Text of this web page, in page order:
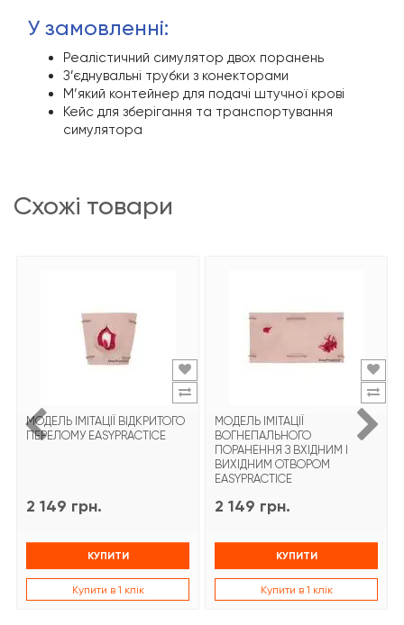
у замовленні:
Реалістичний симулятор двох поранень
З’єднувальні трубки з конекторами
М’який контейнер для подачі штучної крові
Кейс для зберігання та транспортування
симулятора
схожі товари
МОДЕЛЬ ІМІТАЦІЇ ВІДКРИТОГО
ПЕРЕЛОМУ EASYPRACTICE
2 149 грн.
КУПИТИ
Купити в 1 клік
МОДЕЛЬ ІМІТАЦІЇ
ВОГНЕПАЛЬНОГО
ПОРАНЕННЯ З ВХІДНИМ І
ВИХІДНИМ ОТВОРОМ
EASYPRACTICE
2 149 грн.
КУПИТИ
Купити в 1 клік